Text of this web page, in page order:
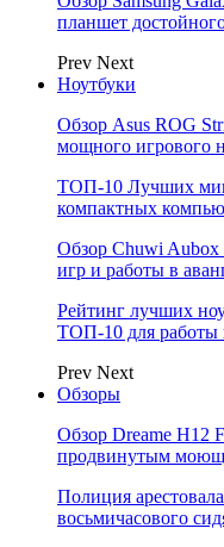
планшет
Prev Next
Ноутбуки
Обзор Asus ROG
мощного игрового
ТОП-10 Лучших
компактных
Обзор Chuwi
игр и работы в
Рейтинг лучших
ТОП-10 для работы
Prev Next
Обзоры
Обзор Dreame H12
продвинутым
Полиция
восьмичасового